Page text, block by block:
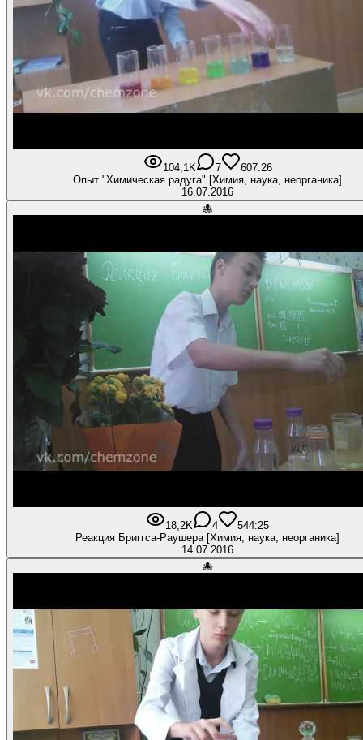
104,1K 7 607:26
Опыт "Химическая радуга" [Химия, наука, неорганика]
16.07.2016
🐙
18,2K 4 544:25
Реакция Бриггса-Раушера [Химия, наука, неорганика]
14.07.2016
🐙